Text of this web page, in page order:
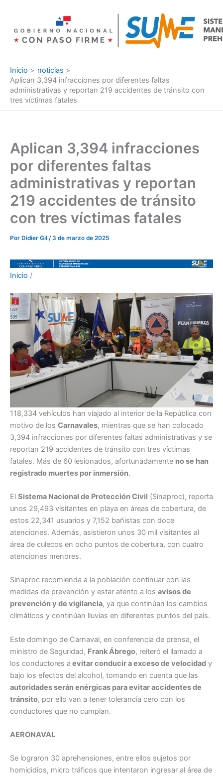
contenido
Inicio
noticias
Aplican 3,394 infracciones por diferentes faltas
administrativas y reportan 219 accidentes de tránsito con
tres víctimas fatales
Aplican 3,394 infracciones
por diferentes faltas
administrativas y reportan
219 accidentes de tránsito
con tres víctimas fatales
Por Didier Gil /3 de marzo de 2025
Inicio /
118,334 vehículos han viajado al interior de la República con
motivo de los Carnavales, mientras que se han colocado
3,394 infracciones por diferentes faltas administrativas y se
reportan 219 accidentes de tránsito con tres víctimas
fatales. Más de 60 lesionados, afortunadamente no se han
registrado muertes por inmersión.
El Sistema Nacional de Protección Civil (Sinaproc), reporta
unos 29,493 visitantes en playa en áreas de cobertura, de
estos 22,341 usuarios y 7,152 bañistas con doce
atenciones. Además, asistieron unos 30 mil visitantes al
área de culecos en ocho puntos de cobertura, con cuatro
atenciones menores.
Sinaproc recomienda a la población continuar con las
medidas de prevención y estar atento a los avisos de
prevención y de vigilancia, ya que continúan los cambios
climáticos y continúan lluvias en diferentes puntos del país.
Este domingo de Carnaval, en conferencia de prensa, el
ministro de Seguridad, Frank Ábrego, reiteró el llamado a
los conductores a evitar conducir a exceso de velocidad y
bajo los efectos del alcohol, tomando en cuenta que las
autoridades serán enérgicas para evitar accidentes de
tránsito, por ello van a tener tolerancia cero con los
conductores que no cumplan.
AERONAVAL
Se lograron 30 aprehensiones, entre ellos sujetos por
homicidios, micro tráficos que intentaron ingresar al área de